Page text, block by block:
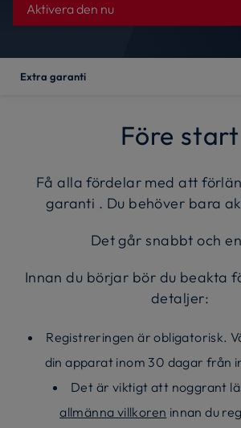
Aktivera den nu
Extra garanti
Före start
Få alla fördelar med att
garanti . Du behöver bara
Det går snabbt och
Innan du börjar bör du beakta
detaljer:
Registreringen är obligatorisk.
din apparat inom 30 dagar från
Det är viktigt att noggrant
allmänna villkoren innan du